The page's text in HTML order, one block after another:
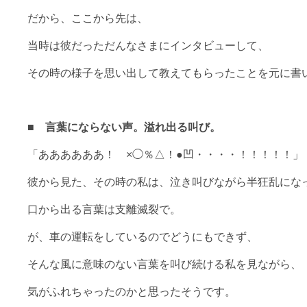
だから、ここから先は、
当時は彼だっただんなさまにインタビューして、
その時の様子を思い出して教えてもらったことを元に書
■ 言葉にならない声。溢れ出る叫び。
「ああああああ！ ×◯％△！●凹・・・・！！！！！」
彼から見た、その時の私は、泣き叫びながら半狂乱にな
口から出る言葉は支離滅裂で。
が、車の運転をしているのでどうにもできず、
そんな風に意味のない言葉を叫び続ける私を見ながら、
気がふれちゃったのかと思ったそうです。